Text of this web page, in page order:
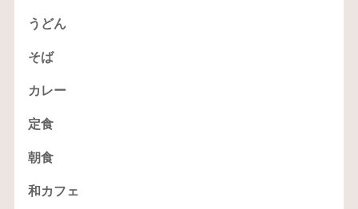
うどん
そば
カレー
定食
朝食
和カフェ